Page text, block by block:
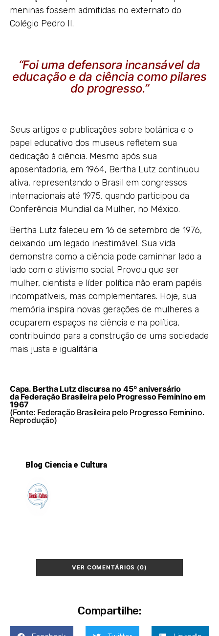
meninas fossem admitidas no externato do
Colégio Pedro II.
“Foi uma defensora incansável da
educação e da ciência como pilares
do progresso.”
Seus artigos e publicações sobre botânica e o
papel educativo dos museus refletem sua
dedicação à ciência. Mesmo após sua
aposentadoria, em 1964, Bertha Lutz continuou
ativa, representando o Brasil em congressos
internacionais até 1975, quando participou da
Conferência Mundial da Mulher, no México.
Bertha Lutz faleceu em 16 de setembro de 1976,
deixando um legado inestimável. Sua vida
demonstra como a ciência pode caminhar lado a
lado com o ativismo social. Provou que ser
mulher, cientista e líder política não eram papéis
incompatíveis, mas complementares. Hoje, sua
memória inspira novas gerações de mulheres a
ocuparem espaços na ciência e na política,
contribuindo para a construção de uma sociedade
mais justa e igualitária.
Capa. Bertha Lutz discursa no 45º aniversário
da Federação Brasileira pelo Progresso Feminino em
1967
(Fonte: Federação Brasileira pelo Progresso Feminino.
Reprodução)
Blog Ciencia e Cultura
VER COMENTÁRIOS (0)
Compartilhe: